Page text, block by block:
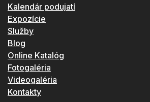
Kalendár podujatí
Expozície
Služby
Blog
Online Katalóg
Fotogaléria
Videogaléria
Kontakty